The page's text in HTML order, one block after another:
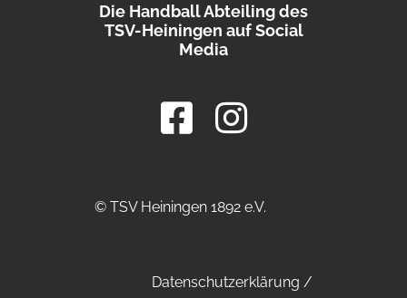
Die Handball Abteiling des
TSV-Heiningen auf Social
Media
© TSV Heiningen 1892 e.V.
Datenschutzerklärung /